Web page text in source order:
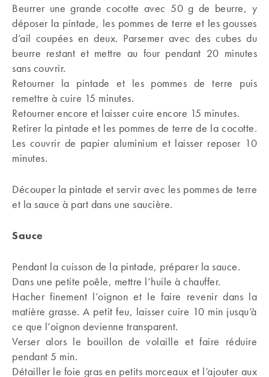
Beurrer une grande cocotte avec 50 g de beurre, y
déposer la pintade, les pommes de terre et les gousses
d’ail coupées en deux. Parsemer avec des cubes du
beurre restant et mettre au four pendant 20 minutes
sans couvrir.
Retourner la pintade et les pommes de terre puis
remettre à cuire 15 minutes.
Retourner encore et laisser cuire encore 15 minutes.
Retirer la pintade et les pommes de terre de la cocotte.
Les couvrir de papier aluminium et laisser reposer 10
minutes.
Découper la pintade et servir avec les pommes de terre
et la sauce à part dans une saucière.
Sauce
Pendant la cuisson de la pintade, préparer la sauce.
Dans une petite poêle, mettre l’huile à chauffer.
Hacher finement l’oignon et le faire revenir dans la
matière grasse. A petit feu, laisser cuire 10 min jusqu’à
ce que l’oignon devienne transparent.
Verser alors le bouillon de volaille et faire réduire
pendant 5 min.
Détailler le foie gras en petits morceaux et l’ajouter aux